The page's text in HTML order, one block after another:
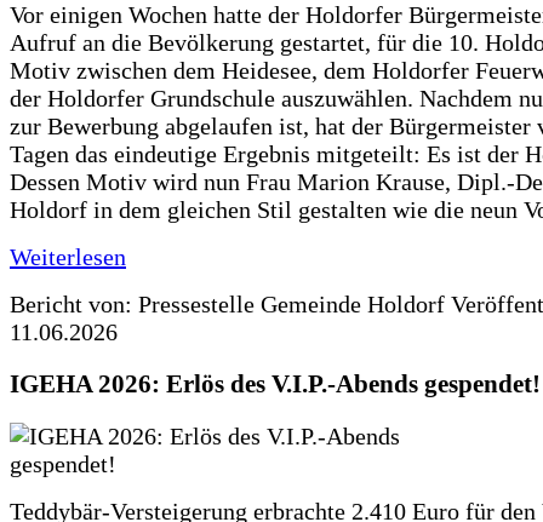
Vor einigen Wochen hatte der Holdorfer
Aufruf an die Bevölkerung gestartet, für die 10.
Motiv zwischen dem Heidesee, dem Holdorfer
der Holdorfer Grundschule auszuwählen. Nachdem
zur Bewerbung abgelaufen ist, hat der Bürgermeister
Tagen das eindeutige Ergebnis mitgeteilt: Es ist der
Dessen Motiv wird nun Frau Marion Krause, Dipl.-
Holdorf in dem gleichen Stil gestalten wie die neun
Weiterlesen
Bericht von: Pressestelle Gemeinde Holdorf
11.06.2026
IGEHA 2026: Erlös des V.I.P.-Abends gespendet!
Teddybär-Versteigerung erbrachte 2.410 Euro für den